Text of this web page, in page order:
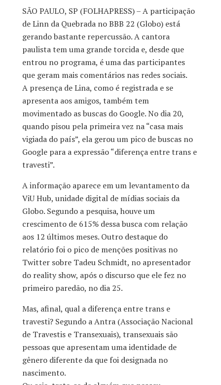
SÃO PAULO, SP (FOLHAPRESS) – A participação
de Linn da Quebrada no BBB 22 (Globo) está
gerando bastante repercussão. A cantora
paulista tem uma grande torcida e, desde que
entrou no programa, é uma das participantes
que geram mais comentários nas redes sociais.
A presença de Lina, como é registrada e se
apresenta aos amigos, também tem
movimentado as buscas do Google. No dia 20,
quando pisou pela primeira vez na “casa mais
vigiada do país”, ela gerou um pico de buscas no
Google para a expressão “diferença entre trans e
travesti”.
A informação aparece em um levantamento da
ViU Hub, unidade digital de mídias sociais da
Globo. Segundo a pesquisa, houve um
crescimento de 615% dessa busca com relação
aos 12 últimos meses. Outro destaque do
relatório foi o pico de menções positivas no
Twitter sobre Tadeu Schmidt, no apresentador
do reality show, após o discurso que ele fez no
primeiro paredão, no dia 25.
Mas, afinal, qual a diferença entre trans e
travesti? Segundo a Antra (Associação Nacional
de Travestis e Transexuais), transexuais são
pessoas que apresentam uma identidade de
gênero diferente da que foi designada no
nascimento.